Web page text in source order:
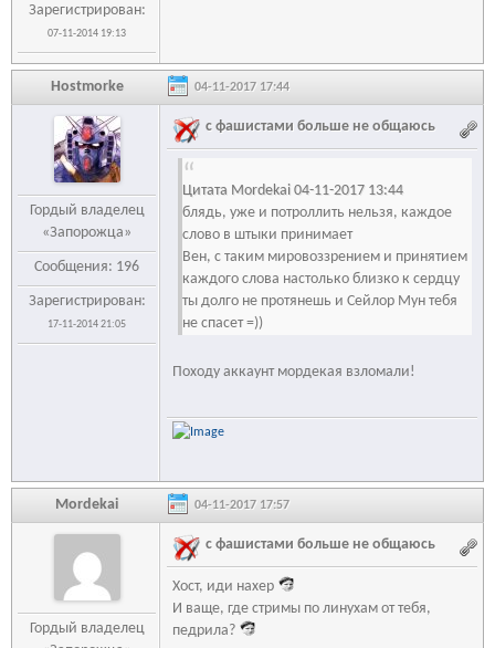
Зарегистрирован:
07-11-2014 19:13
Hostmorke 04-11-2017 17:44
Гордый владелец
«Запорожца»
Сообщения: 196
Зарегистрирован:
17-11-2014 21:05
с фашистами больше не общаюсь
Цитата Mordekai 04-11-2017 13:44
блядь, уже и потроллить нельзя, каждое
слово в штыки принимает
Вен, с таким мировоззрением и принятием
каждого слова настолько близко к сердцу
ты долго не протянешь и Сейлор Мун тебя
не спасет =))
Походу аккаунт мордекая взломали!
Mordekai 04-11-2017 17:57
Гордый владелец
с фашистами больше не общаюсь
Хост, иди нахер
И ваще, где стримы по линухам от тебя,
педрила?